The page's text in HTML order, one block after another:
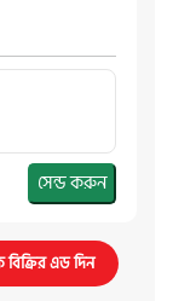
সেন্ড করুন
বিক্রির এড দিন